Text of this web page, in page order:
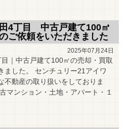
4丁目 中古戸建て100㎡
ご依頼をいただきました
2025年07月24日
｜中古戸建て100㎡の売却・買取
ました。 センチュリー21アイワ
不動産の取り扱いをしておりま
マンション・土地・アパート・１